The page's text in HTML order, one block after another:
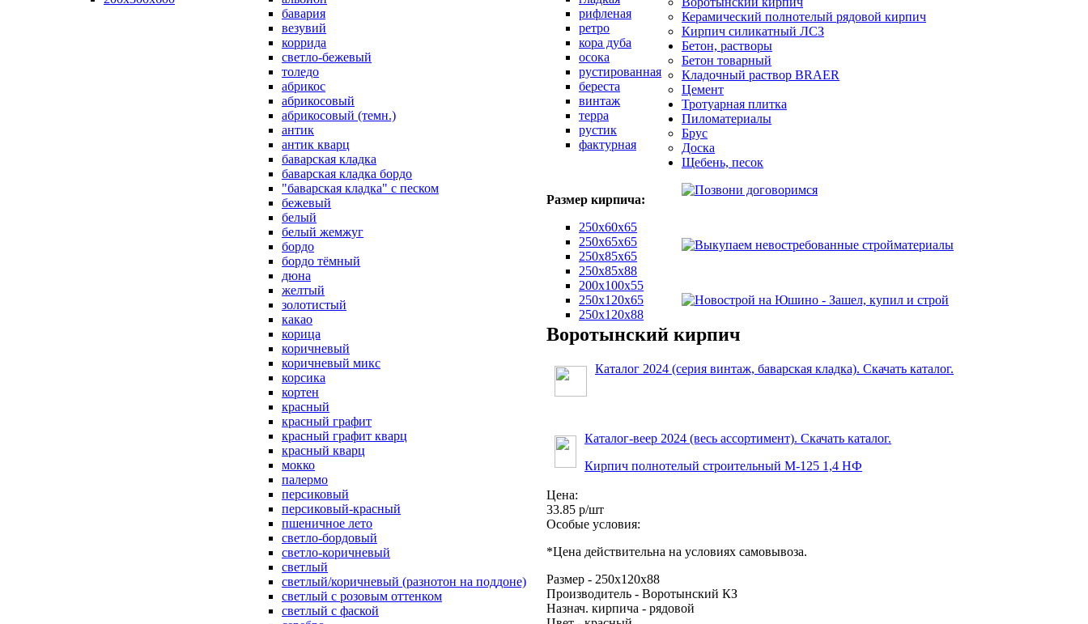
бавария
везувий
коррида
светло-бежевый
толедо
абрикос
абрикосовый
абрикосовый (темн.)
антик
антик кварц
баварская кладка
баварская кладка бордо
"баварская кладка" с песком
бежевый
белый
белый жемжуг
бордо
бордо тёмный
дюна
желтый
золотистый
какао
корица
коричневый
коричневый микс
корсика
кортен
красный
красный графит
красный графит кварц
красный кварц
мокко
палермо
персиковый
персиковый-красный
пшеничное лето
светло-бордовый
светло-коричневый
светлый
светлый/коричневый (разнотон на поддоне)
светлый с розовым оттенком
светлый с фаской
рифленая
ретро
кора дуба
осока
рустированная
береста
винтаж
терра
рустик
фактурная
Размер кирпича:
250х60х65
250х65х65
250х85х65
250х85х88
200х100х55
250х120х65
250х120х88
Керамический полнотелый рядовой кирпич
Кирпич силикатный ЛСЗ
Бетон, растворы
Бетон товарный
Кладочный раствор BRAER
Цемент
Тротуарная плитка
Пиломатериалы
Брус
Доска
Щебень, песок
Воротынский кирпич
Каталог 2024 (серия винтаж, баварская кладка). Скачать каталог.
Каталог-веер 2024 (весь ассортимент). Скачать каталог.
Кирпич полнотелый строительный М-125 1,4 НФ
Цена:
33.85 р/шт
Особые условия:
*Цена действительна на условиях самовывоза.
Размер - 250х120х88
Производитель - Воротынский КЗ
Назнач. кирпича - рядовой